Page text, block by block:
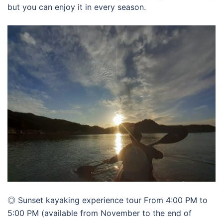
but you can enjoy it in every season.
◎ Sunset kayaking experience tour From 4:00 PM to
5:00 PM (available from November to the end of